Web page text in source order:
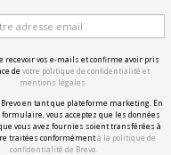
recevoir vos e-mails et confirme avoir pris
de votre politique de confidentialité et
mentions légales.
en tant que plateforme marketing. En
vous acceptez que les données
vous avez fournies soient transférées à
traitées conformémentà la politique de
confidentialité de Brevo.